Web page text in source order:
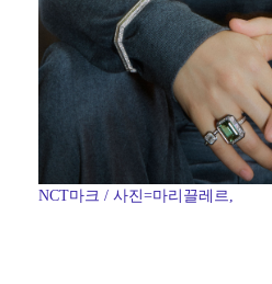
NCT마크 / 사진=마리끌레르,